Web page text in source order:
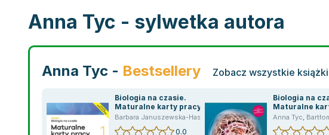
Anna Tyc - sylwetka autora
Anna Tyc - Bestsellery Zobacz wszystkie książki
Biologia na czasie.
Maturalne karty pracy.
Zakres rozszerzony. Klasa
1. Liceum i technikum.
,Renata Stencel Anna Helmin,
0.0
Biologia na
Maturalne
Klasa 3.
rozszerzony.
Anna Tyc,